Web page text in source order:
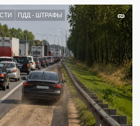
ПДД - ШТРАФЫ